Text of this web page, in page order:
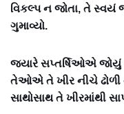
વિકલ્પ ન જોતા, તે સ્વયં
ગુમાવ્યો.
જ્યારે સપ્તર્ષિઓએ જોયું
તેઓએ તે ખીર નીચે ઢોળી
સાથોસાથ તે ખીરમાંથી